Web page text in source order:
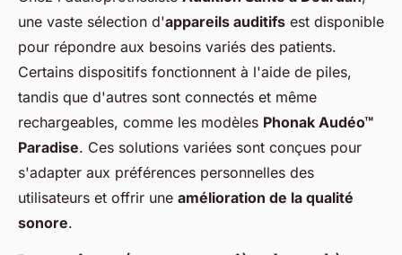
une vaste sélection d'appareils auditifs est disponible
pour répondre aux besoins variés des patients.
Certains dispositifs fonctionnent à l'aide de piles,
tandis que d'autres sont connectés et même
rechargeables, comme les modèles Phonak Audéo™
Paradise. Ces solutions variées sont conçues pour
s'adapter aux préférences personnelles des
utilisateurs et offrir une amélioration de la qualité
sonore.